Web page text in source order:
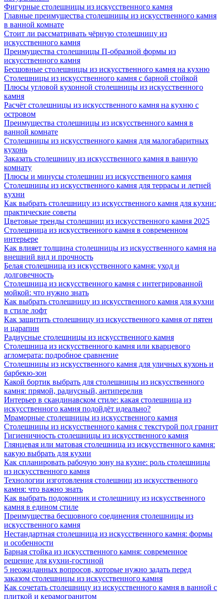
Фигурные столешницы из искусственного камня
Главные преимущества столешницы из искусственного камня
в ванной комнате
Стоит ли рассматривать чёрную столешницу из
искусственного камня
Преимущества столешницы П-образной формы из
искусственного камня
Бесшовные столешницы из искусственного камня на кухню
Столешницы из искусственного камня с барной стойкой
Плюсы угловой кухонной столешницы из искусственного
камня
Расчёт столешницы из искусственного камня на кухню с
островом
Преимущества столешницы из искусственного камня в
ванной комнате
Столешницы из искусственного камня для малогабаритных
кухонь
Заказать столешницу из искусственного камня в ванную
комнату
Плюсы и минусы столешниц из искусственного камня
Столешницы из искусственного камня для террасы и летней
кухни
Как выбрать столешницу из искусственного камня для кухни:
практические советы
Цветовые тренды столешниц из искусственного камня 2025
Столешница из искусственного камня в современном
интерьере
Как влияет толщина столешницы из искусственного камня на
внешний вид и прочность
Белая столешница из искусственного камня: уход и
долговечность
Столешница из искусственного камня с интегрированной
мойкой: что нужно знать
Как выбрать столешницу из искусственного камня для кухни
в стиле лофт
Как защитить столешницу из искусственного камня от пятен
и царапин
Радиусные столешницы из искусственного камня
Столешница из искусственного камня или кварцевого
агломерата: подробное сравнение
Столешницы из искусственного камня для уличных кухонь и
барбекю-зон
Какой бортик выбрать для столешницы из искусственного
камня: прямой, радиусный, антиперелив
Интерьер в скандинавском стиле: какая столешница из
искусственного камня подойдёт идеально?
Мраморные столешницы из искусственного камня
Столешницы из искусственного камня с текстурой под гранит
Гигиеничность столешницы из искусственного камня
Глянцевая или матовая столешница из искусственного камня:
какую выбрать для кухни
Как спланировать рабочую зону на кухне: роль столешницы
из искусственного камня
Технологии изготовления столешниц из искусственного
камня: что важно знать
Как выбрать подоконник и столешницу из искусственного
камня в едином стиле
Преимущества бесшовного соединения столешницы из
искусственного камня
Нестандартная столешница из искусственного камня: формы
и особенности
Барная стойка из искусственного камня: современное
решение для кухни-гостиной
5 неожиданных вопросов, которые нужно задать перед
заказом столешницы из искусственного камня
Как сочетать столешницу из искусственного камня в ванной с
плиткой и керамогранитом